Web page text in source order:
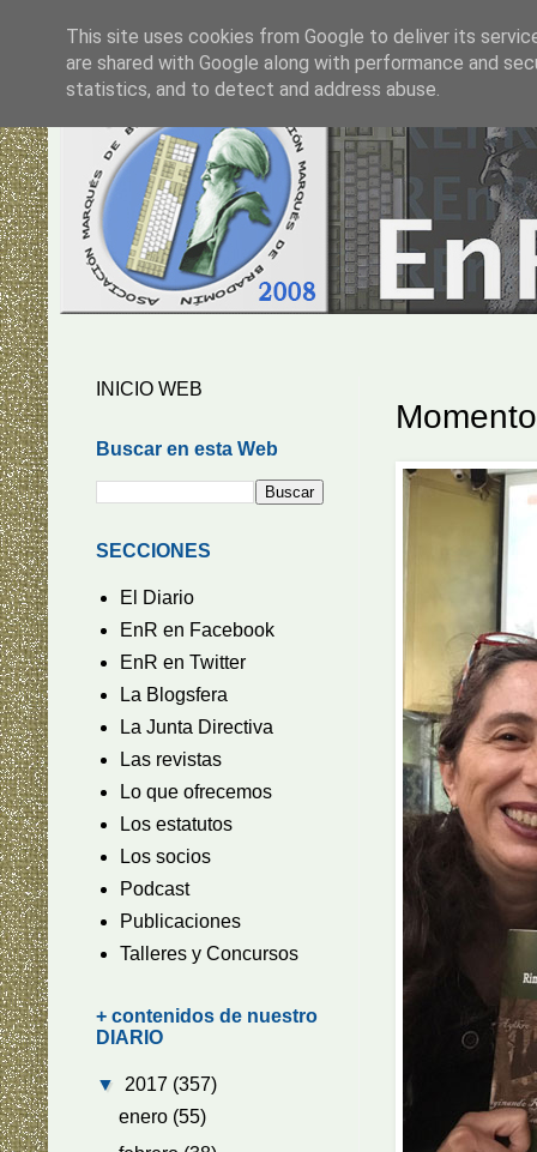
INICIO WEB
Buscar en esta Web
SECCIONES
El Diario
EnR en Facebook
EnR en Twitter
La Blogsfera
La Junta Directiva
Las revistas
Lo que ofrecemos
Los estatutos
Los socios
Podcast
Publicaciones
Talleres y Concursos
+ contenidos de nuestro
DIARIO
▼ 2017 (357)
enero (55)
This site uses cookies from Google to deliver its
are shared with Google along with performance and
statistics, and to detect and address abuse.